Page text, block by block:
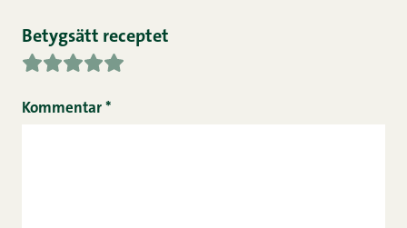
Betygsätt receptet
Kommentar *